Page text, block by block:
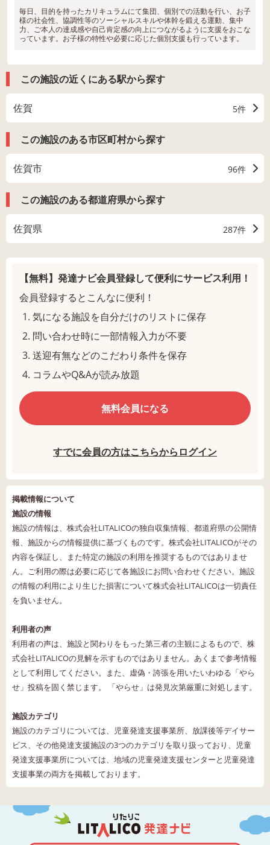
毎日、目的を持ったカリキュラムにて集団、個別での活動を行い、お子
様の社会性、協調性等のソーシャルスキルや体幹を鍛える運動、集中
力、ご本人の達成感や自己肯定感の向上につながるように支援をおこな
っています。お子様の特性や必要に応じた個別支援も行っています。
この施設の近くにある駅から探す
佐賀 5件
この施設のある市区町村から探す
佐賀市 96件
この施設のある都道府県から探す
佐賀県 287件
【無料】発達ナビ会員登録して便利にサービス利用！
会員登録するとこんなに便利！
気になる施設を自分だけのリストに保存
問い合わせ時に一部情報入力が不要
送迎有無などのこだわり条件を保存
コラムやQ&Aが読み放題
無料会員になる
すでに会員の方はこちらからログイン
掲載情報について
施設の情報
施設の情報は、株式会社LITALICOの独自収集情報、都道府県の公開情
報、施設からの情報提供に基づくものです。株式会社LITALICOがその
内容を保証し、また特定の施設の利用を推奨するものではありませ
ん。ご利用の際は必要に応じて各施設にお問い合わせください。施設
の情報の利用により生じた損害について株式会社LITALICOは一切責任
を負いません。
利用者の声
利用者の声は、施設と関わりをもった第三者の主観によるもので、株
式会社LITALICOの見解を示すものではありません。あくまで参考情報
として利用してください。また、虚偽・誇張を用いたいわゆる「やら
せ」投稿を固く禁じます。 「やらせ」は発見次第厳重に対処します。
施設カテゴリ
施設のカテゴリについては、児童発達支援事業所、放課後等デイサー
ビス、その他発達支援施設の3つのカテゴリを取り扱っており、児童
発達支援事業所については、地域の児童発達支援センターと児童発達
支援事業の両方を掲載しております。